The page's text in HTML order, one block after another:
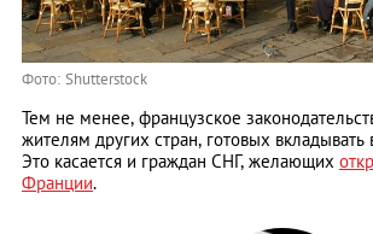
Фото: Shutterstock
Тем не менее, французское
жителям других стран, готовых
Это касается и граждан СНГ, желающих
Франции.